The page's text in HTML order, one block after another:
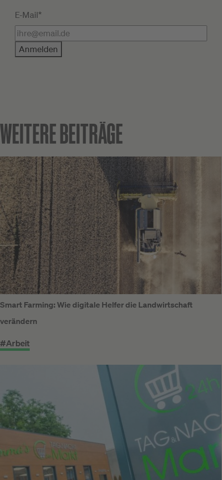
E-Mail*
Anmelden
WEITERE BEITRÄGE
Smart Farming: Wie digitale Helfer die Landwirtschaft
verändern
#Arbeit